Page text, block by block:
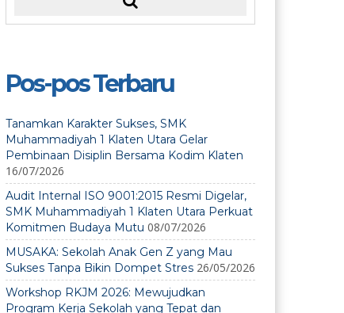
Pos-pos Terbaru
Tanamkan Karakter Sukses, SMK
Muhammadiyah 1 Klaten Utara Gelar
Pembinaan Disiplin Bersama Kodim Klaten
16/07/2026
Audit Internal ISO 9001:2015 Resmi Digelar,
SMK Muhammadiyah 1 Klaten Utara Perkuat
Komitmen Budaya Mutu 08/07/2026
MUSAKA: Sekolah Anak Gen Z yang Mau
Sukses Tanpa Bikin Dompet Stres 26/05/2026
Workshop RKJM 2026: Mewujudkan
Program Kerja Sekolah yang Tepat dan